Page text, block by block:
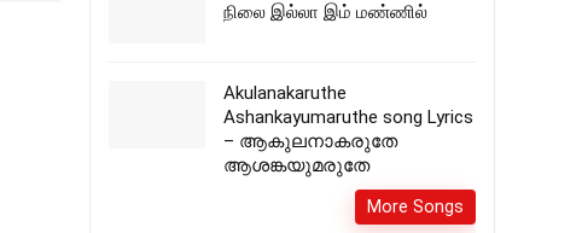
நிலை இல்லா இம் மண்ணில்
Akulanakaruthe
Ashankayumaruthe song Lyrics
– ആകുലനാകരുതേ
ആശങ്കയുമരുതേ
More Songs